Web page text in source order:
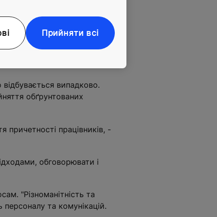
у діях, які надихають
випадково.
обґрунтованих
причетності працівників, -
обговорювати і
"Різноманітність та
та комунікацій.
Прийняти всі